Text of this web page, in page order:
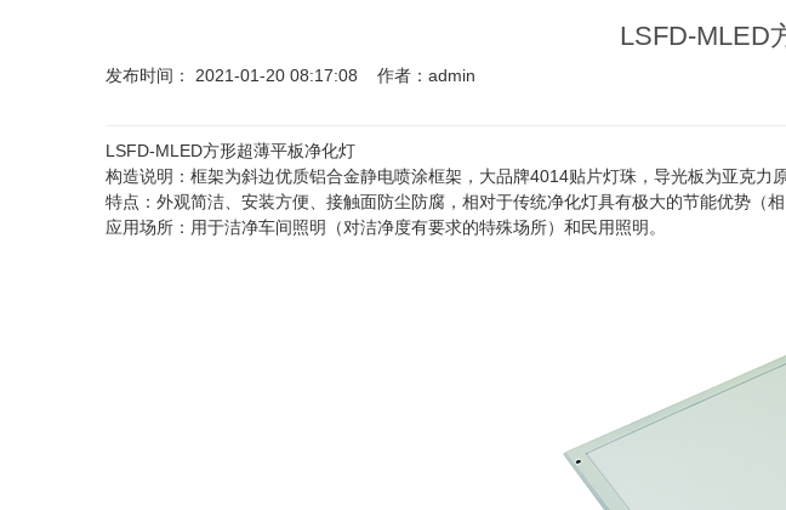
LSFD-MLED
发布时间： 2021-01-20 08:17:08 作者：admin
LSFD-MLED方形超薄平板净化灯
构造说明：框架为斜边优质铝合金静电喷涂框架，大品牌4014贴片灯珠，导光板为亚克力原
特点：外观简洁、安装方便、接触面防尘防腐，相对于传统净化灯具有极大的节能优势（
应用场所：用于洁净车间照明（对洁净度有要求的特殊场所）和民用照明。